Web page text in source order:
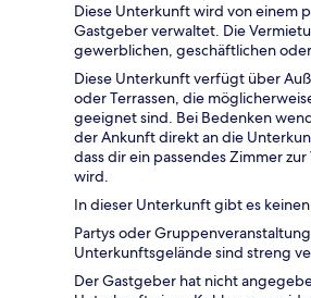
Diese Unterkunft wird von einem
Gastgeber verwaltet. Die
gewerblichen, geschäftlichen
Diese Unterkunft verfügt über
oder Terrassen, die
geeignet sind. Bei Bedenken
der Ankunft direkt an die
dass dir ein passendes Zimmer
wird.
In dieser Unterkunft gibt es
Partys oder
Unterkunftsgelände sind streng
Der Gastgeber hat nicht